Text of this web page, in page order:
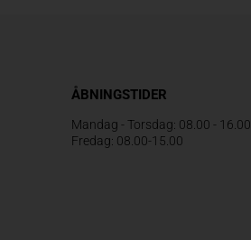
ÅBNINGSTIDER
Mandag - Torsdag: 08.00 - 16.00
Fredag: 08.00-15.00